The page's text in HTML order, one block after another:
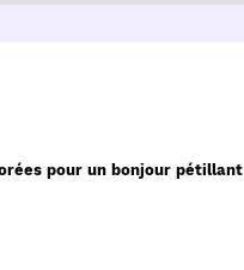
pour un bonjour pétillant